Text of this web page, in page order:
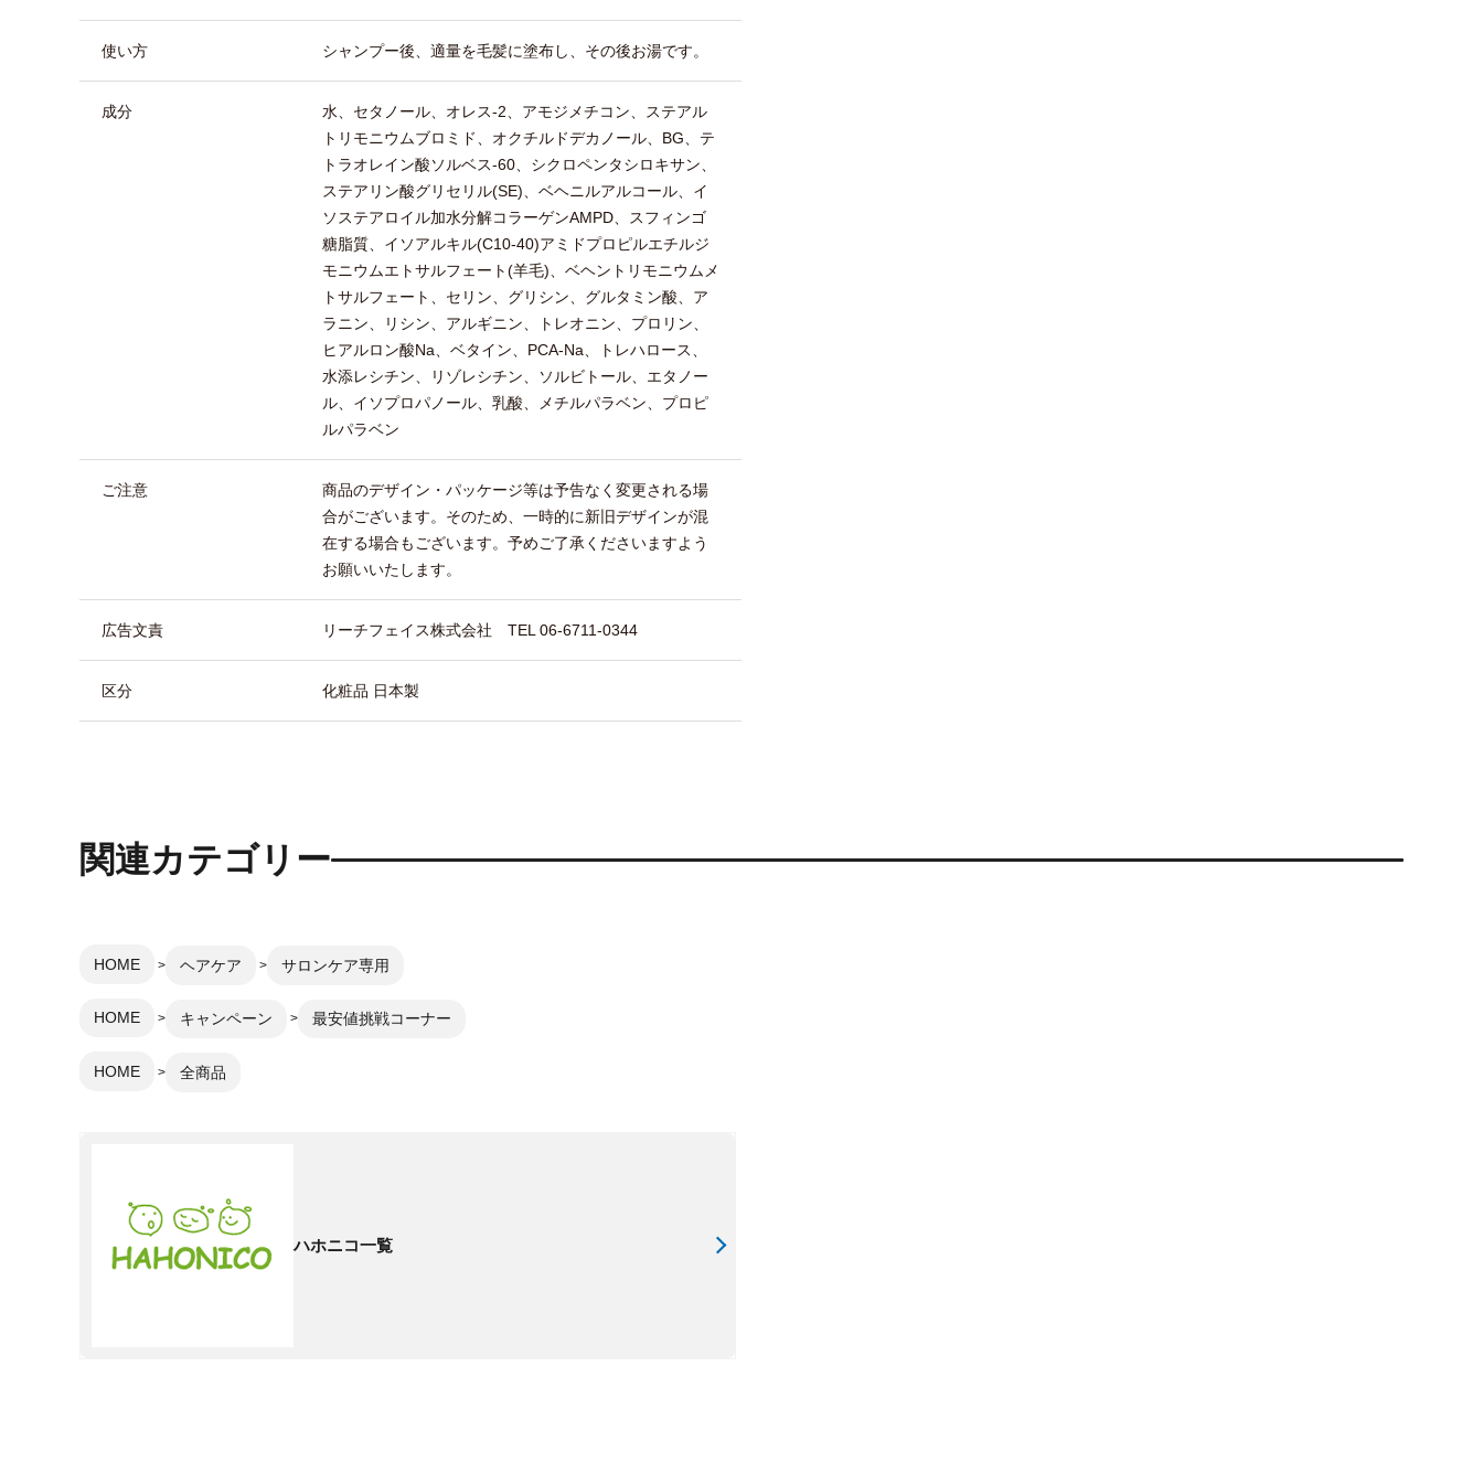
使い方 シャンプー後、適量を毛髪に塗布し、その後お湯です。
成分
水、セタノール、オレス-2、アモジメチコン、ステアル
トリモニウムブロミド、オクチルドデカノール、BG、テ
トラオレイン酸ソルベス-60、シクロペンタシロキサン、
ステアリン酸グリセリル(SE)、ベヘニルアルコール、イ
ソステアロイル加水分解コラーゲンAMPD、スフィンゴ
糖脂質、イソアルキル(C10-40)アミドプロピルエチルジ
モニウムエトサルフェート(羊毛)、ベヘントリモニウムメ
トサルフェート、セリン、グリシン、グルタミン酸、ア
ラニン、リシン、アルギニン、トレオニン、プロリン、
ヒアルロン酸Na、ベタイン、PCA-Na、トレハロース、
水添レシチン、リゾレシチン、ソルビトール、エタノー
ル、イソプロパノール、乳酸、メチルパラベン、プロピ
ルパラベン
ご注意
商品のデザイン・パッケージ等は予告なく変更される場
合がございます。そのため、一時的に新旧デザインが混
在する場合もございます。予めご了承くださいますよう
お願いいたします。
広告文責 リーチフェイス株式会社 TEL 06-6711-0344
区分 化粧品 日本製
関連カテゴリー
HOME ヘアケア サロンケア専用
HOME キャンペーン 最安値挑戦コーナー
HOME 全商品
ハホニコ一覧